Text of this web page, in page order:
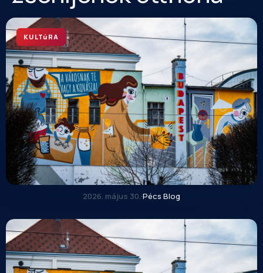
KULTúRA
2026. május 30.·Pécs Blog